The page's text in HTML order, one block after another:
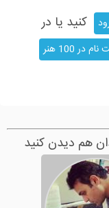
کنید یا در
در 100 هنر
هم دیدن کنید